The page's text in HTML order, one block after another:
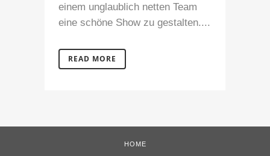
einem unglaublich netten Team
eine schöne Show zu gestalten....
READ MORE
HOME